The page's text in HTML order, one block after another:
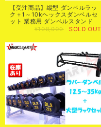
【受注商品】縦型 ダンベルラッ
ク＋1～10kヘックスダンベルセ
ット 業務用 ダンベルスタンド
¥108,000
SOLD OUT